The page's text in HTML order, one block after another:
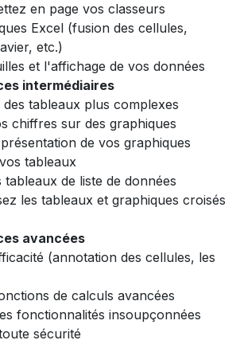
en page vos classeurs
Excel (fusion des cellules,
etc.)
et l'affichage de vos données
intermédiaires
tableaux plus complexes
chiffres sur des graphiques
de vos graphiques
tableaux
tableaux de liste de données
les tableaux et graphiques croisés
avancées
(annotation des cellules, les
de calculs avancées
fonctionnalités insoupçonnées
sécurité